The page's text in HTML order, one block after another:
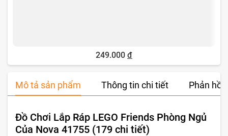
249.000 đ
Mô tả sản phẩm Thông tin chi tiết Phản hồi
Đồ Chơi Lắp Ráp LEGO Friends Phòng Ngủ
Của Nova 41755 (179 chi tiết)